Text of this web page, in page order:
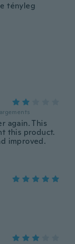
tényleg
again. This
this product.
improved.